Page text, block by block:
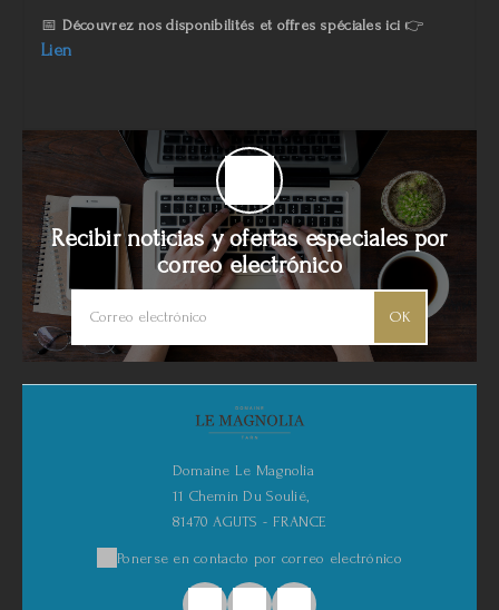
📅 Découvrez nos disponibilités et offres spéciales ici 👉
Lien
Recibir noticias y ofertas especiales por
correo electrónico
OK
Domaine Le Magnolia
11 Chemin Du Soulié,
81470 AGUTS - FRANCE
Ponerse en contacto por correo electrónico